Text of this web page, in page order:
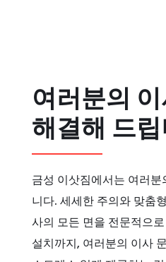
여러분의
해결해 드
금성 이삿짐에서는 여러
니다. 세세한 주의와 맞춤
사의 모든 면을 전문적으
설치까지, 여러분의 이사